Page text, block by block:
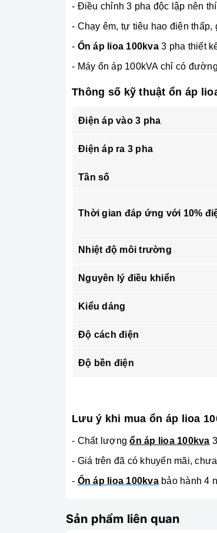
- Điều chỉnh 3 pha độc lập nên
- Chạy êm, tự tiêu hao điện
- Ổn áp lioa 100kva3 pha thiết
- Máy ổn áp 100kVA chỉ có
Thông số kỹ thuật ổn áp
Điện áp vào 3 pha
Điện áp ra 3 pha
Tần số
Thời gian đáp ứng với 10%
Nhiệt độ môi trường
Nguyên lý điều khiển
Kiểu dáng
Độ cách điện
Độ bền điện
Lưu ý khi mua ổn áp lioa
- Chất lượngổn áp lioa 100kva
- Giá trên đã có khuyến mãi,
- Ổn áp lioa 100kvabảo hành 4
Sản phẩm liên quan